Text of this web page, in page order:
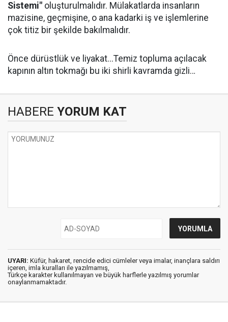
Sistemi" oluşturulmalıdır. Mülakatlarda insanların
mazisine, geçmişine, o ana kadarki iş ve işlemlerine
çok titiz bir şekilde bakılmalıdır.
Önce dürüstlük ve liyakat...Temiz topluma açılacak
kapının altın tokmağı bu iki shirli kavramda gizli…
HABERE YORUM KAT
UYARI: Küfür, hakaret, rencide edici cümleler veya imalar, inançlara saldırı
içeren, imla kuralları ile yazılmamış,
Türkçe karakter kullanılmayan ve büyük harflerle yazılmış yorumlar
onaylanmamaktadır.